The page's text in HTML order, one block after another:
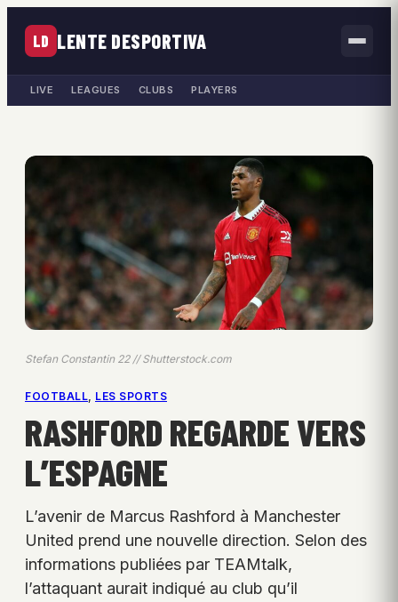
LD LENTE DESPORTIVA
LIVE LEAGUES CLUBS PLAYERS
Stefan Constantin 22 // Shutterstock.com
FOOTBALL, LES SPORTS
RASHFORD REGARDE VERS
L’ESPAGNE
L’avenir de Marcus Rashford à Manchester
United prend une nouvelle direction. Selon des
informations publiées par TEAMtalk,
l’attaquant aurait indiqué au club qu’il